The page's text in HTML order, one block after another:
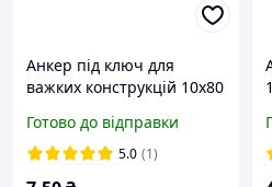
Анкер під ключ для
важких конструкцій 10х80
Готово до відправки
5.0 (1)